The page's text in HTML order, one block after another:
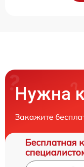
Нужна
Закажите
Бесплатная